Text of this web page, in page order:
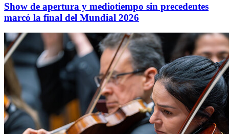
Show de apertura y mediotiempo sin precedentes
marcó la final del Mundial 2026